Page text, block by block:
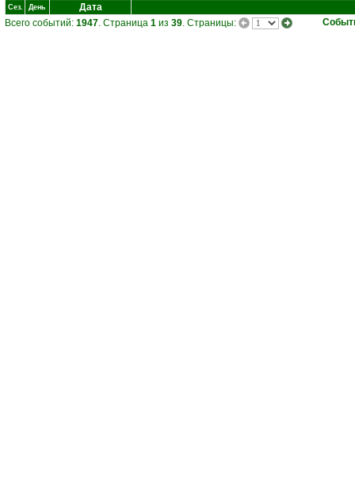
Сез. День
Дата
Всего событий: 1947. Страница 1 из 39. Страницы: